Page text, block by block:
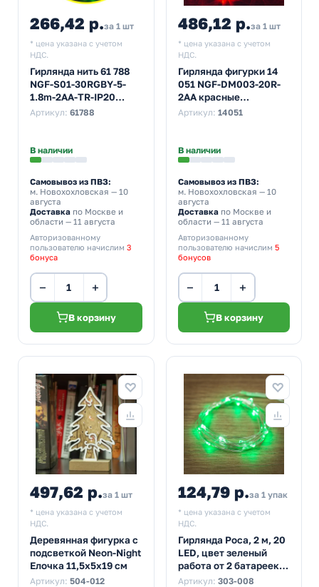
266,42 р.за 1 шт
* цена указана с учетом
НДС.
Гирлянда нить 61 788
NGF-S01-30RGBY-5-
1.8m-2AA-TR-IP20
постоянное свечение,
Артикул: 61788
В наличии
Самовывоз из ПВЗ:
м. Новохохловская — 10
августа
Доставка по Москве и
области — 11 августа
Авторизованному
пользователю начислим 3
бонуса
− +
В корзину
486,12 р.за 1 шт
* цена указана с учетом
НДС.
Гирлянда фигурки 14
051 NGF-DM003-20R-
2AA красные
звездочки постоянное
Артикул: 14051
В наличии
Самовывоз из ПВЗ:
м. Новохохловская — 10
августа
Доставкапо Москве и
области — 11 августа
Авторизованному
пользователю начислим 5
бонусов
− +
В корзину
497,62 р.за 1 шт
* цена указана с учетом
НДС.
Деревянная фигурка с
подсветкой Neon-Night
Елочка 11,5x5x19 см
Артикул: 504-012
124,79 р.за 1 упак
* цена указана с учетом
НДС.
Гирлянда Роса, 2 м, 20
LED, цвет зеленый
работа от 2 батареек
CR2032 в комплекте
Артикул: 303-008